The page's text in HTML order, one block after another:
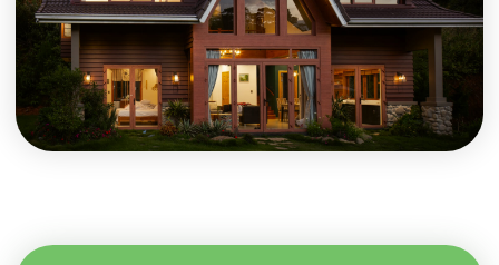
+7 343 300 93 47
Связаться с нами